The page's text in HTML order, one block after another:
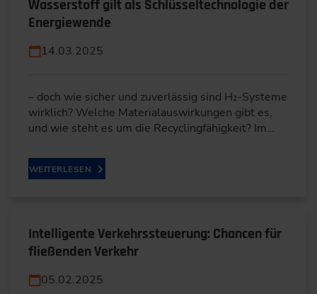
Wasserstoff gilt als Schlüsseltechnologie der
Energiewende
14.03.2025
– doch wie sicher und zuverlässig sind H₂-Systeme
wirklich? Welche Materialauswirkungen gibt es,
und wie steht es um die Recyclingfähigkeit? Im…
WEITERLESEN
Intelligente Verkehrssteuerung: Chancen für
fließenden Verkehr
05.02.2025